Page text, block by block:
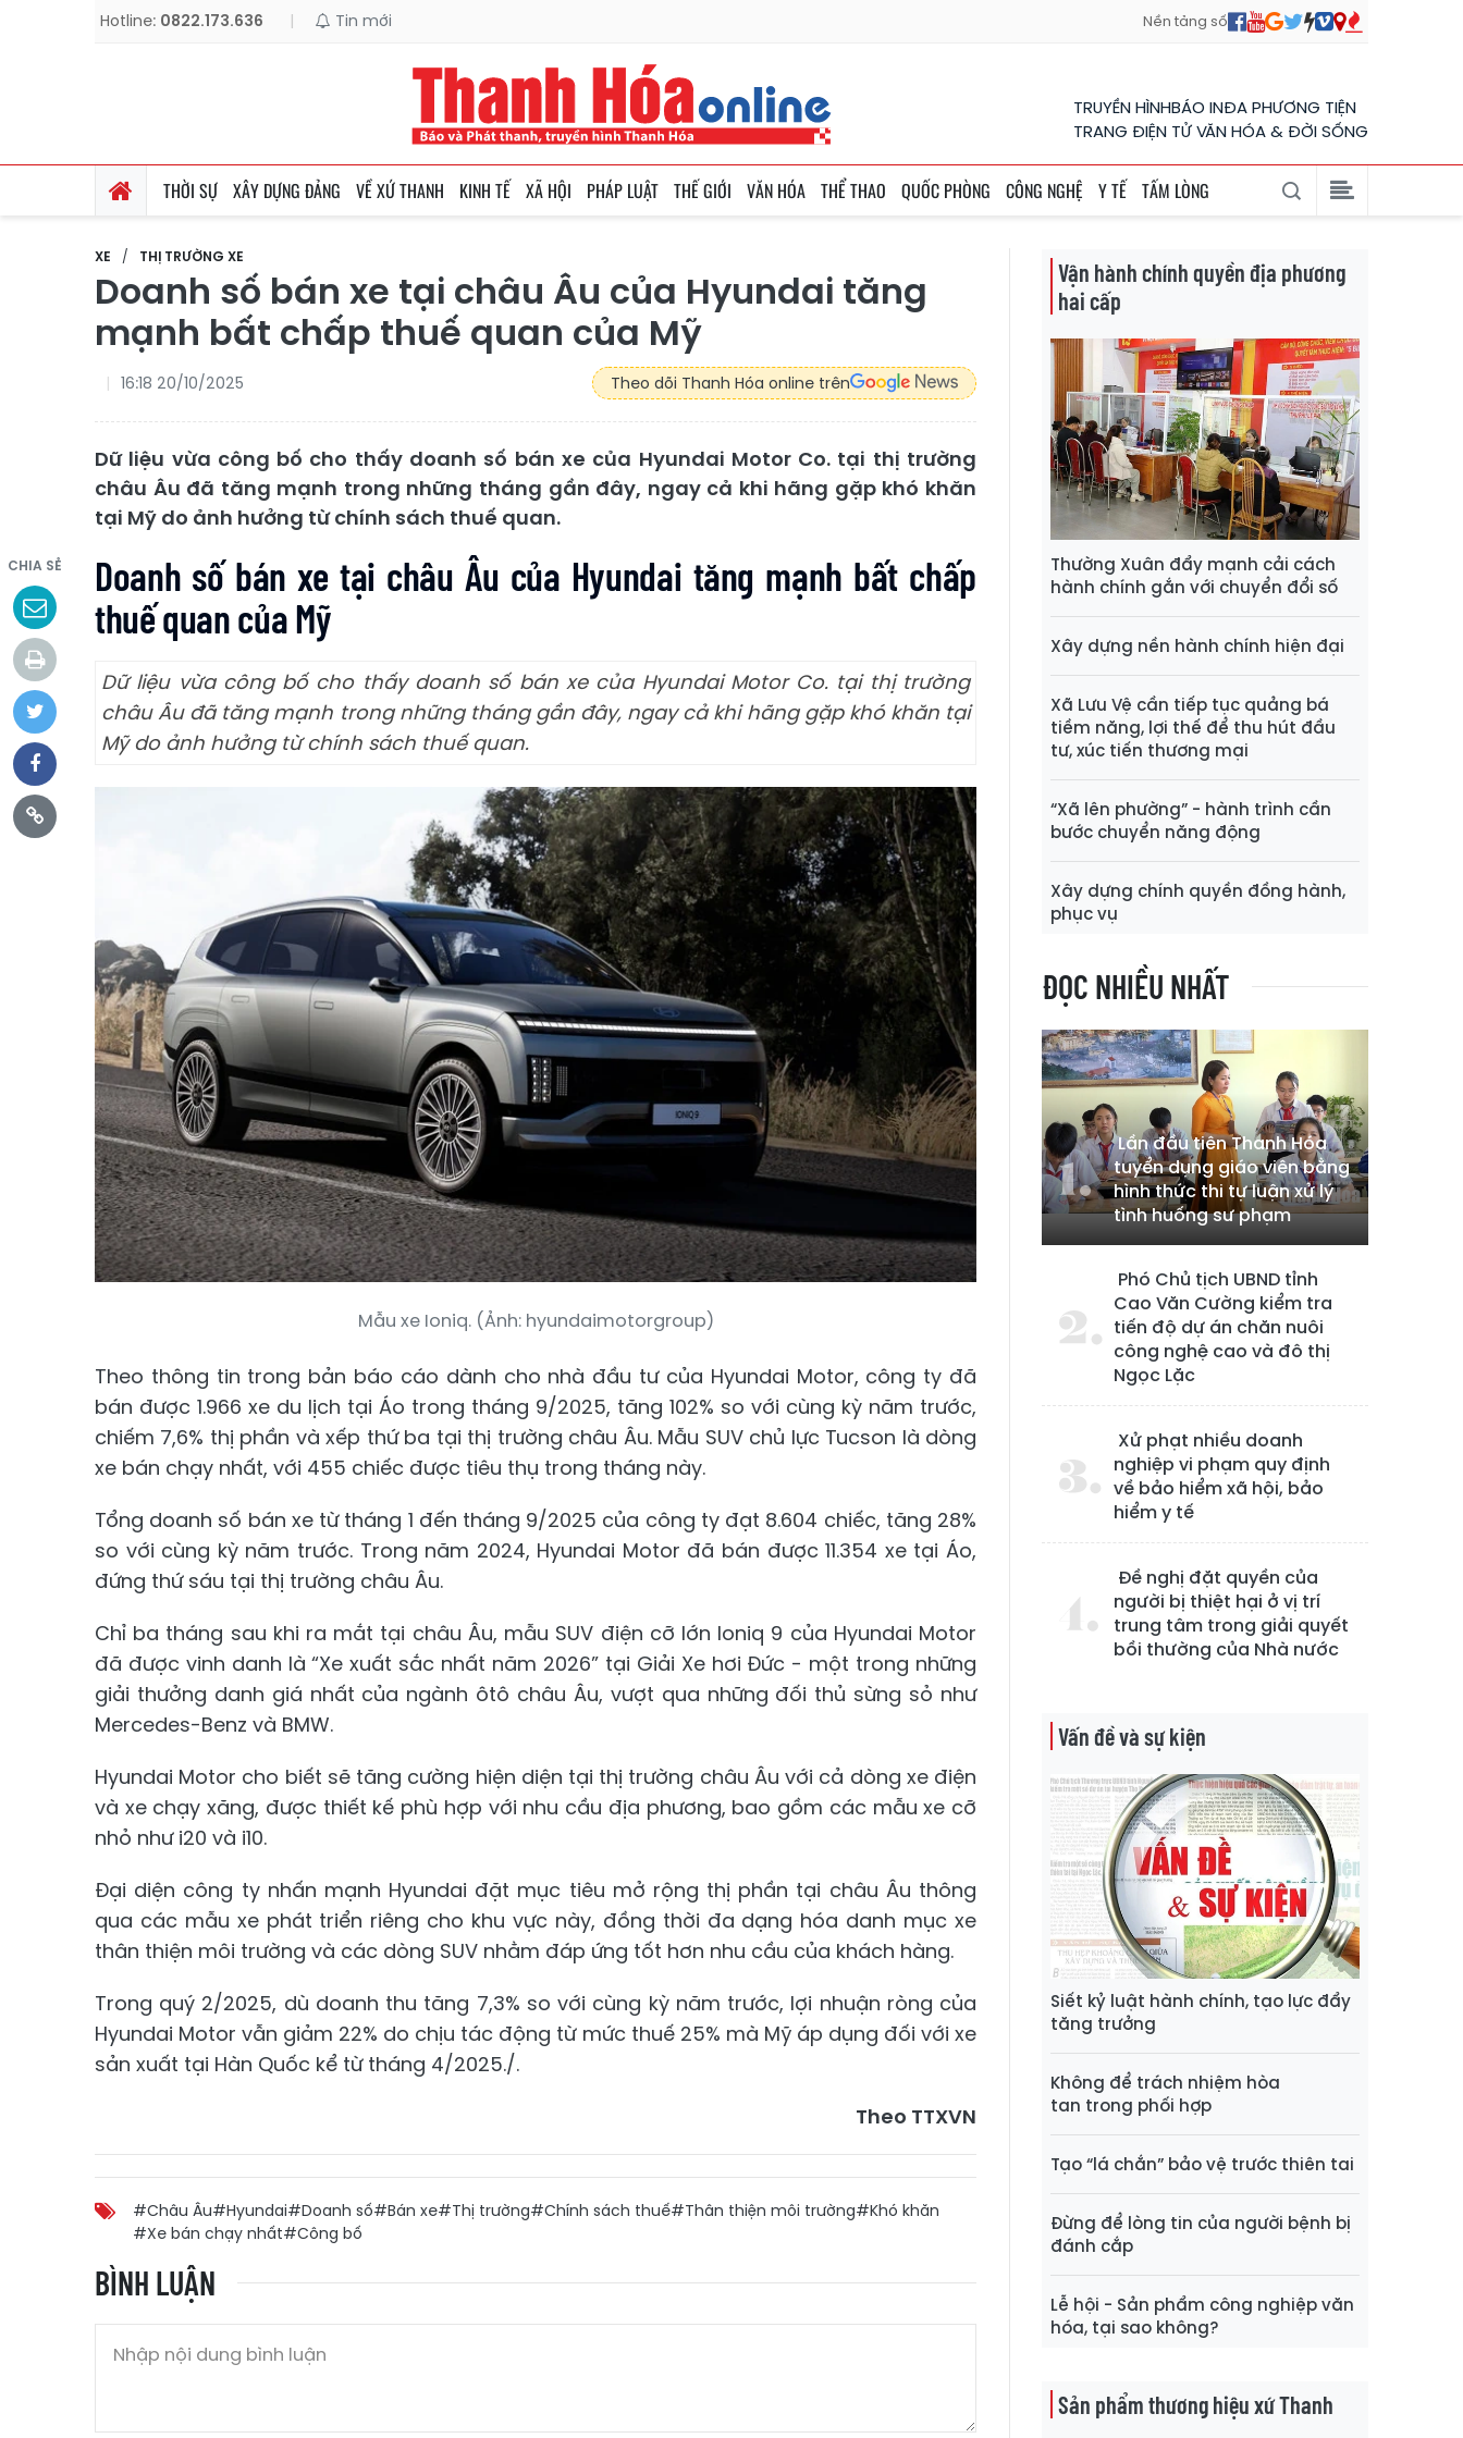
Hotline: 0822.173.636 | Tin mới Nền tảng số
TRUYỀN HÌNHBÁO INĐA PHƯƠNG TIỆN
TRANG ĐIỆN TỬ VĂN HÓA & ĐỜI SỐNG
THỜI SỰ XÂY DỰNG ĐẢNG VỀ XỨ THANH KINH TẾ XÃ HỘI PHÁP LUẬT THẾ GIỚI VĂN HÓA THỂ THAO QUỐC PHÒNG CÔNG NGHỆ Y TẾ TẤM LÒNG
XE THỊ TRƯỜNG XE
Doanh số bán xe tại châu Âu của Hyundai tăng
mạnh bất chấp thuế quan của Mỹ
16:18 20/10/2025 Theo dõi Thanh Hóa online trên
Dữ liệu vừa công bố cho thấy doanh số bán xe của Hyundai Motor Co. tại thị trường
châu Âu đã tăng mạnh trong những tháng gần đây, ngay cả khi hãng gặp khó khăn
tại Mỹ do ảnh hưởng từ chính sách thuế quan.
CHIA SẺ
Doanh số bán xe tại châu Âu của Hyundai tăng mạnh bất chấp
thuế quan của Mỹ
Dữ liệu vừa công bố cho thấy doanh số bán xe của Hyundai Motor Co. tại thị trường
châu Âu đã tăng mạnh trong những tháng gần đây, ngay cả khi hãng gặp khó khăn tại
Mỹ do ảnh hưởng từ chính sách thuế quan.
Mẫu xe Ioniq. (Ảnh: hyundaimotorgroup)
Theo thông tin trong bản báo cáo dành cho nhà đầu tư của Hyundai Motor, công ty đã
bán được 1.966 xe du lịch tại Áo trong tháng 9/2025, tăng 102% so với cùng kỳ năm trước,
chiếm 7,6% thị phần và xếp thứ ba tại thị trường châu Âu. Mẫu SUV chủ lực Tucson là dòng
xe bán chạy nhất, với 455 chiếc được tiêu thụ trong tháng này.
Tổng doanh số bán xe từ tháng 1 đến tháng 9/2025 của công ty đạt 8.604 chiếc, tăng 28%
so với cùng kỳ năm trước. Trong năm 2024, Hyundai Motor đã bán được 11.354 xe tại Áo,
đứng thứ sáu tại thị trường châu Âu.
Chỉ ba tháng sau khi ra mắt tại châu Âu, mẫu SUV điện cỡ lớn Ioniq 9 của Hyundai Motor
đã được vinh danh là “Xe xuất sắc nhất năm 2026” tại Giải Xe hơi Đức - một trong những
giải thưởng danh giá nhất của ngành ôtô châu Âu, vượt qua những đối thủ sừng sỏ như
Mercedes-Benz và BMW.
Hyundai Motor cho biết sẽ tăng cường hiện diện tại thị trường châu Âu với cả dòng xe điện
và xe chạy xăng, được thiết kế phù hợp với nhu cầu địa phương, bao gồm các mẫu xe cỡ
nhỏ như i20 và i10.
Đại diện công ty nhấn mạnh Hyundai đặt mục tiêu mở rộng thị phần tại châu Âu thông
qua các mẫu xe phát triển riêng cho khu vực này, đồng thời đa dạng hóa danh mục xe
thân thiện môi trường và các dòng SUV nhằm đáp ứng tốt hơn nhu cầu của khách hàng.
Trong quý 2/2025, dù doanh thu tăng 7,3% so với cùng kỳ năm trước, lợi nhuận ròng của
Hyundai Motor vẫn giảm 22% do chịu tác động từ mức thuế 25% mà Mỹ áp dụng đối với xe
sản xuất tại Hàn Quốc kể từ tháng 4/2025./.
Theo TTXVN
#Châu Âu#Hyundai#Doanh số#Bán xe#Thị trường#Chính sách thuế#Thân thiện môi trường#Khó khăn
#Xe bán chạy nhất#Công bố
BÌNH LUẬN
Vận hành chính quyền địa phương
hai cấp
Thường Xuân đẩy mạnh cải cách
hành chính gắn với chuyển đổi số
Xây dựng nền hành chính hiện đại
Xã Lưu Vệ cần tiếp tục quảng bá
tiềm năng, lợi thế để thu hút đầu
tư, xúc tiến thương mại
“Xã lên phường” - hành trình cần
bước chuyển năng động
Xây dựng chính quyền đồng hành,
phục vụ
ĐỌC NHIỀU NHẤT
Lần đầu tiên Thanh Hóa
tuyển dụng giáo viên bằng
hình thức thi tự luận xử lý
tình huống sư phạm
Phó Chủ tịch UBND tỉnh
Cao Văn Cường kiểm tra
tiến độ dự án chăn nuôi
công nghệ cao và đô thị
Ngọc Lặc
Xử phạt nhiều doanh
nghiệp vi phạm quy định
về bảo hiểm xã hội, bảo
hiểm y tế
Đề nghị đặt quyền của
người bị thiệt hại ở vị trí
trung tâm trong giải quyết
bồi thường của Nhà nước
Vấn đề và sự kiện
Siết kỷ luật hành chính, tạo lực đẩy
tăng trưởng
Không để trách nhiệm hòa
tan trong phối hợp
Tạo “lá chắn” bảo vệ trước thiên tai
Đừng để lòng tin của người bệnh bị
đánh cắp
Lễ hội - Sản phẩm công nghiệp văn
hóa, tại sao không?
Sản phẩm thương hiệu xứ Thanh